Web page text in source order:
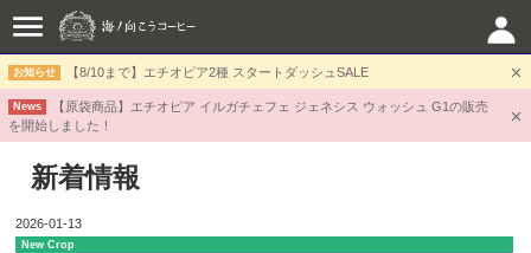
お知らせ 【8/10まで】エチオピア2種 スタートダッシュSALE
News
【原袋商品】エチオピア イルガチェフェ ジェネシス ウォッシュ G1の販売
を開始しました！
新着情報
2026-01-13
New Crop